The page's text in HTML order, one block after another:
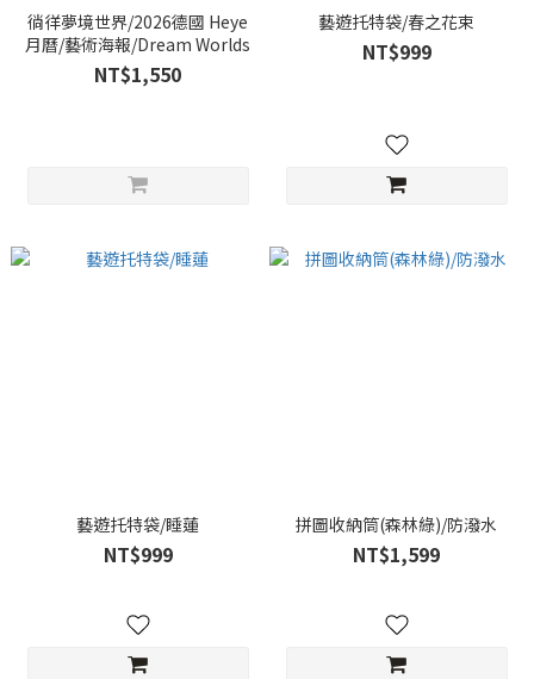
徜徉夢境世界/2026德國 Heye
月曆/藝術海報/Dream Worlds
NT$1,550
藝遊托特袋/春之花束
NT$999
藝遊托特袋/睡蓮
NT$999
拼圖收納筒(森林綠)/防潑水
NT$1,599